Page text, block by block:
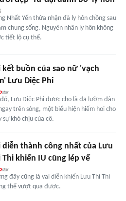
Nhất Yến thừa nhận đã ly hôn chồng sau
chung sống. Nguyên nhân ly hôn không
tiết lộ cụ thể.
kết buồn của sao nữ 'vạch
Lưu Diệc Phi
đó, Lưu Diệc Phi được cho là đã lườm đàn
trên sóng, một biểu hiện hiếm hoi cho
sự khó chịu của cô.
diễn thành công nhất của Lưu
Thi khiến IU cũng lép vế
đây cũng là vai diễn khiến Lưu Thi Thi
thể vượt qua được.